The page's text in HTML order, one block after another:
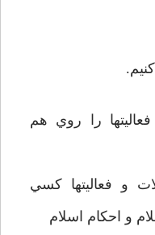
را روي هم
و فعاليتها کسي
و احکام اسلام